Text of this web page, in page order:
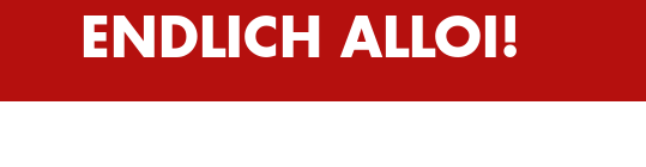
ENDLICH ALLOI!